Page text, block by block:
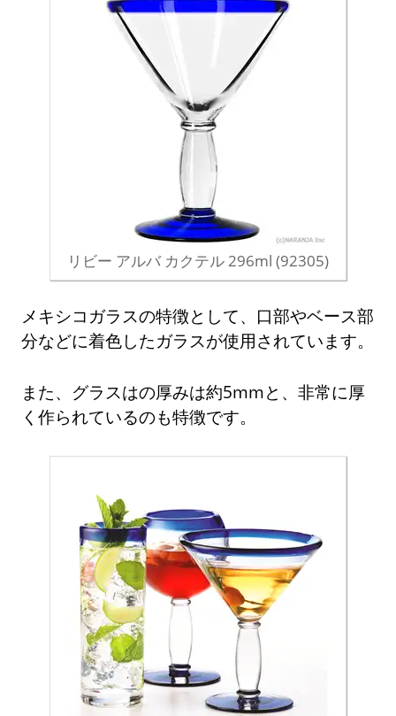
リビー アルバ カクテル 296ml (92305)
メキシコガラスの特徴として、口部やベース部
分などに着色したガラスが使用されています。
また、グラスはの厚みは約5mmと、非常に厚
く作られているのも特徴です。